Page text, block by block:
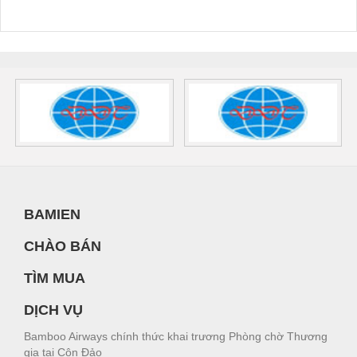
BAMIEN
CHÀO BÁN
TÌM MUA
DỊCH VỤ
Bamboo Airways chính thức khai trương Phòng chờ Thương
gia tại Côn Đảo